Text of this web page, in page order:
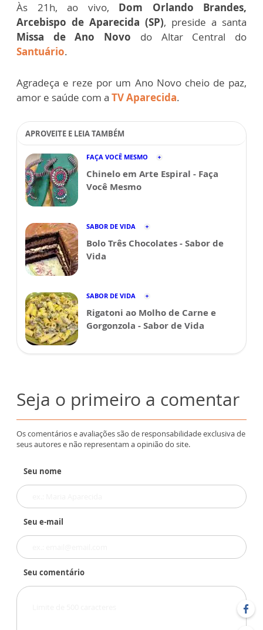
Às 21h, ao vivo, Dom Orlando Brandes,
Arcebispo de Aparecida (SP), preside a santa
Missa de Ano Novo do Altar Central do
Santuário.
Agradeça e reze por um Ano Novo cheio de paz,
amor e saúde com a TV Aparecida.
APROVEITE E LEIA TAMBÉM
FAÇA VOCÊ MESMO
Chinelo em Arte Espiral - Faça
Você Mesmo
SABOR DE VIDA
Bolo Três Chocolates - Sabor de
Vida
SABOR DE VIDA
Rigatoni ao Molho de Carne e
Gorgonzola - Sabor de Vida
Seja o primeiro a comentar
Os comentários e avaliações são de responsabilidade exclusiva de
seus autores e não representam a opinião do site.
Seu nome
Seu e-mail
Seu comentário